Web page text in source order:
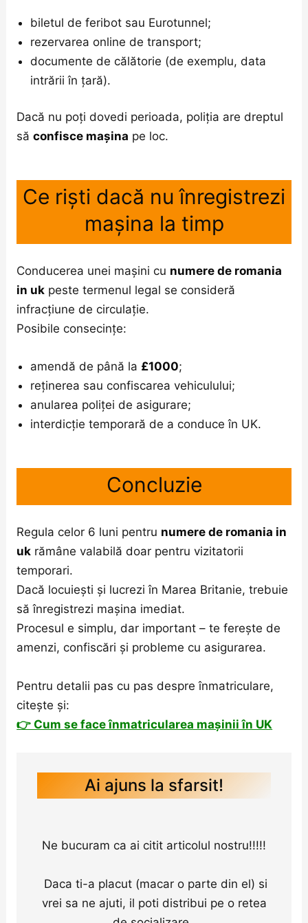
biletul de feribot sau Eurotunnel;
rezervarea online de transport;
documente de călătorie (de exemplu, data
intrării în țară).
Dacă nu poți dovedi perioada, poliția are dreptul
săconfisce mașina pe loc.
Ce riști dacă nu înregistrezi
mașina la timp
Conducerea unei mașini cu numere de romania
in uk peste termenul legal se consideră
infracțiune de circulație.
Posibile consecințe:
amendă de până la £1000;
reținerea sau confiscarea vehiculului;
anularea poliței de asigurare;
interdicție temporară de a conduce în UK.
Concluzie
Regula celor 6 luni pentru numere de romania in
uk rămâne valabilă doar pentru vizitatorii
temporari.
Dacă locuiești și lucrezi în Marea Britanie, trebuie
să înregistrezi mașina imediat.
Procesul e simplu, dar important – te ferește de
amenzi, confiscări și probleme cu asigurarea.
Pentru detalii pas cu pas despre înmatriculare,
citește și:
👉 Cum se face înmatricularea mașinii în UK
Ai ajuns la sfarsit!
Ne bucuram ca ai citit articolul nostru!!!!!
Daca ti-a placut (macar o parte din el) si
vrei sa ne ajuti, il poti distribui pe o retea